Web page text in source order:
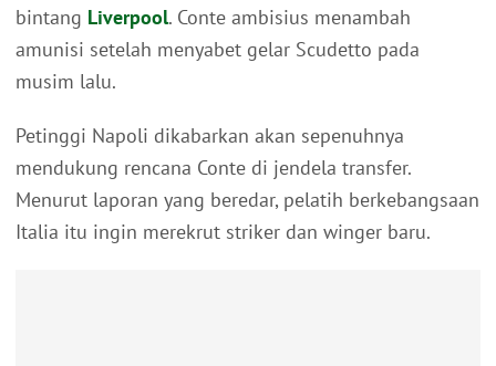
bintang Liverpool. Conte ambisius menambah
amunisi setelah menyabet gelar Scudetto pada
musim lalu.
Petinggi Napoli dikabarkan akan sepenuhnya
mendukung rencana Conte di jendela transfer.
Menurut laporan yang beredar, pelatih berkebangsaan
Italia itu ingin merekrut striker dan winger baru.